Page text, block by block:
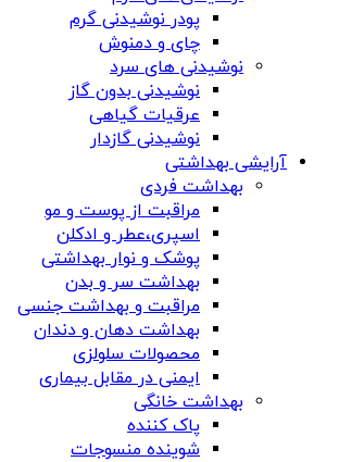
پودر نوشیدنی گرم
چای و دمنوش
نوشیدنی های سرد
نوشیدنی بدون گاز
عرقیات گیاهی
نوشیدنی گازدار
آرایشی بهداشتی
بهداشت فردی
مراقبت از پوست و مو
اسپری،عطر و ادکلن
پوشک و نوار بهداشتی
بهداشت سر و بدن
مراقبت و بهداشت جنسی
بهداشت دهان و دندان
محصولات سلولزی
ایمنی در مقابل بیماری
بهداشت خانگی
پاک کننده
شوینده منسوجات